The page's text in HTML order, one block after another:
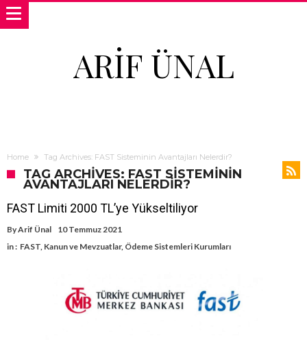
ARIF ÜNAL
Home Tag Archives: FAST Sisteminin Avantajları Nelerdir?
TAG ARCHIVES: FAST SISTEMININ
AVANTAJLARI NELERDIR?
FAST Limiti 2000 TL’ye Yükseltiliyor
ByArif Ünal
10 Temmuz 2021
in : FAST, Kanun ve Mevzuatlar, Ödeme Sistemleri Kurumları